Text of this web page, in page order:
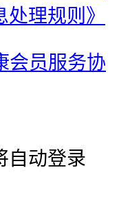
处理规则》
会员服务协
自动登录